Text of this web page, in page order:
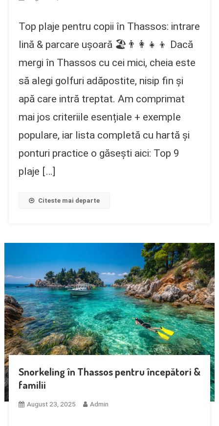
Top plaje pentru copii în Thassos: intrare
lină & parcare ușoară 🏖️👨‍👩‍👧‍👦 Dacă
mergi în Thassos cu cei mici, cheia este
să alegi golfuri adăpostite, nisip fin și
apă care intră treptat. Am comprimat
mai jos criteriile esențiale + exemple
populare, iar lista completă cu hartă și
ponturi practice o găsești aici: Top 9
plaje […]
Citeste mai departe
Snorkeling în Thassos pentru începători &
familii
August 23, 2025 Admin